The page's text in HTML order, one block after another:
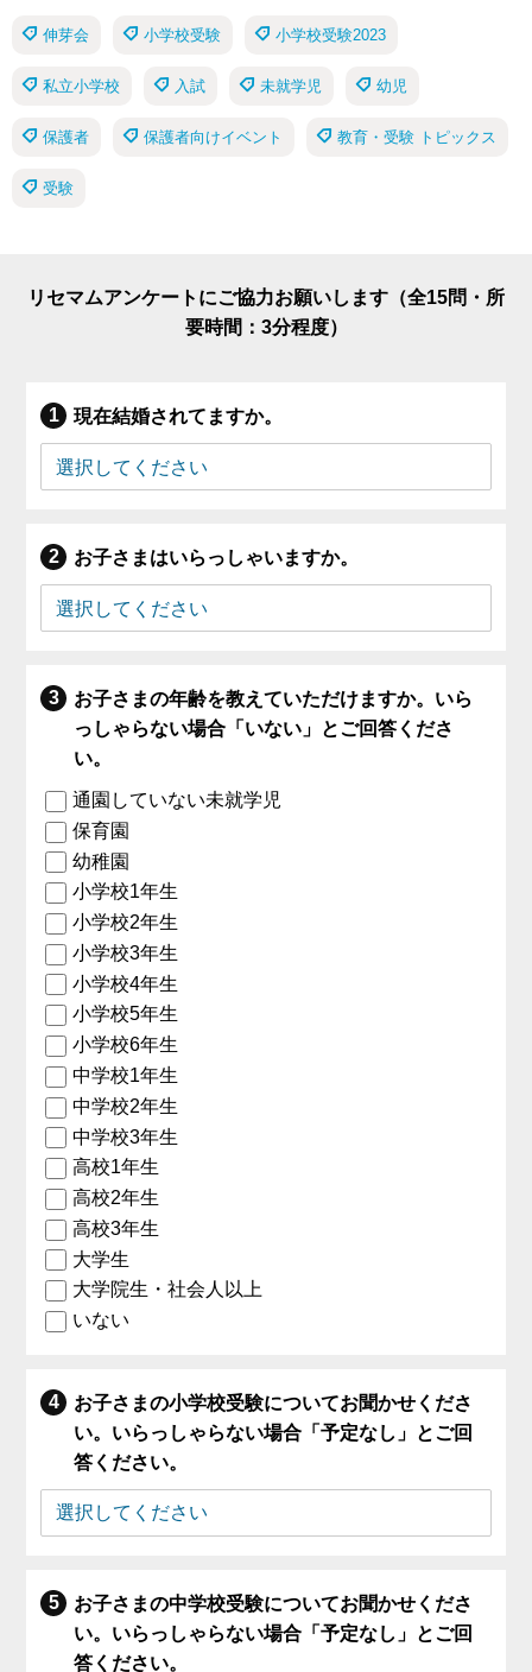
伸芽会 小学校受験 小学校受験2023
私立小学校 入試 未就学児 幼児
保護者 保護者向けイベント 教育・受験 トピックス
受験
リセマムアンケートにご協力お願いします（全15問・所
要時間：3分程度）
現在結婚されてますか。
お子さまはいらっしゃいますか。
お子さまの年齢を教えていただけますか。いら
っしゃらない場合「いない」とご回答くださ
い。
通園していない未就学児
保育園
幼稚園
小学校1年生
小学校2年生
小学校3年生
小学校4年生
小学校5年生
小学校6年生
中学校1年生
中学校2年生
中学校3年生
高校1年生
高校2年生
高校3年生
大学生
大学院生・社会人以上
いない
お子さまの小学校受験についてお聞かせくださ
い。いらっしゃらない場合「予定なし」とご回
答ください。
お子さまの中学校受験についてお聞かせくださ
い。いらっしゃらない場合「予定なし」とご回
答ください。